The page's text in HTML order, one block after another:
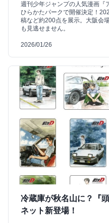
週刊少年ジャンプの人気漫画『
ひらかたパークで開催決定！
稿など約200点を展示。大阪会
も見逃せません。
2026/01/26
冷蔵庫が秋名山に？『
ネット新登場！